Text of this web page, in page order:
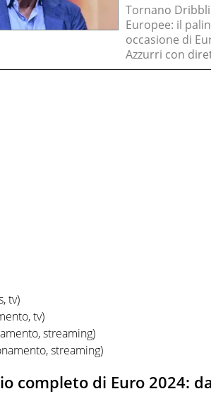
Tornano
Europee: il
occasione di
Azzurri con
tv)
tv)
streaming)
streaming)
completo di Euro 2024: